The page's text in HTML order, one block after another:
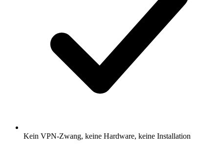
Kein VPN-Zwang, keine Hardware, keine Installation